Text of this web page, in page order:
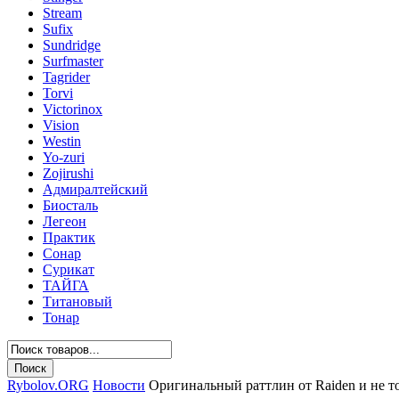
Stream
Sufix
Sundridge
Surfmaster
Tagrider
Torvi
Victorinox
Vision
Westin
Yo-zuri
Zojirushi
Адмиралтейский
Биосталь
Легеон
Практик
Сонар
Сурикат
ТАЙГА
Титановый
Тонар
Rybolov.ORG Новости Оригинальный раттлин от Raiden и не